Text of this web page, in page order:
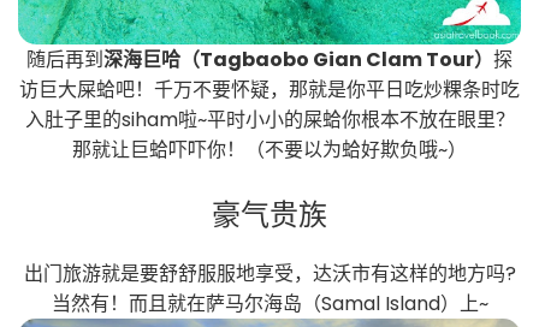
随后再到深海巨哈（Tagbaobo Gian Clam Tour） 探
访巨大屎蛤吧！千万不要怀疑，那就是你平日吃炒粿条时吃
入肚子里的siham啦~平时小小的屎蛤你根本不放在眼里？
那就让巨蛤吓吓你！（不要以为蛤好欺负哦~）
豪气贵族
出门旅游就是要舒舒服服地享受，达沃市有这样的地方吗?
当然有！而且就在萨马尔海岛（Samal Island）上~